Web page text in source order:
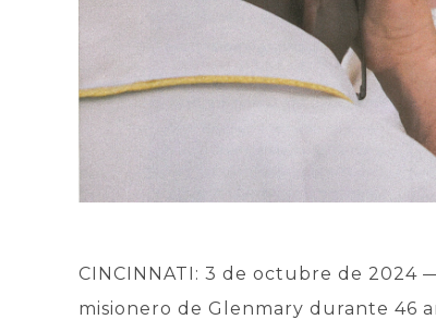
CINCINNATI: 3 de octubre de 2024
misionero de Glenmary durante 46